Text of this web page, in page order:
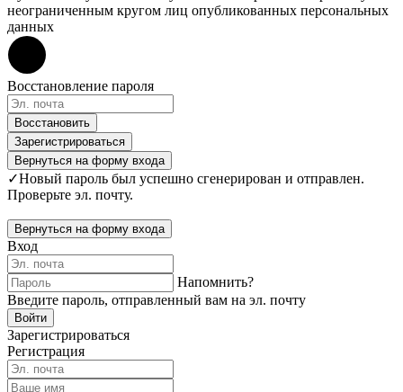
неограниченным кругом лиц опубликованных персональных
данных
Восстановление пароля
Восстановить
Зарегистрироваться
Вернуться на форму входа
✓Новый пароль был успешно сгенерирован и отправлен.
Проверьте эл. почту.
Вернуться на форму входа
Вход
Напомнить?
Введите пароль, отправленный вам на эл. почту
Войти
Зарегистрироваться
Регистрация